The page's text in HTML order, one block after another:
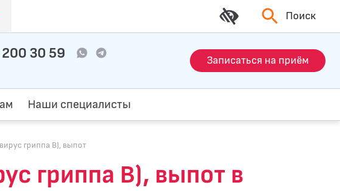
Поиск
30 59 Записаться на приём
Наши специалисты
гриппа В), выпот
гриппа В), выпот в